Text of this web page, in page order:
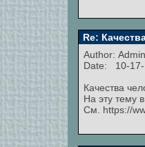
Re:
Author: Admin
Date: 10-17-
Качества
На эту тему
См. https://